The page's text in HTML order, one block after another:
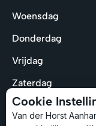
Woensdag
Donderdag
Vrijdag
Zaterdag
Zondag
Cookie
Van der Horst